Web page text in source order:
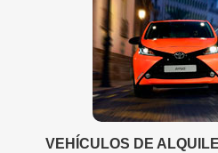
VEHÍCULOS DE